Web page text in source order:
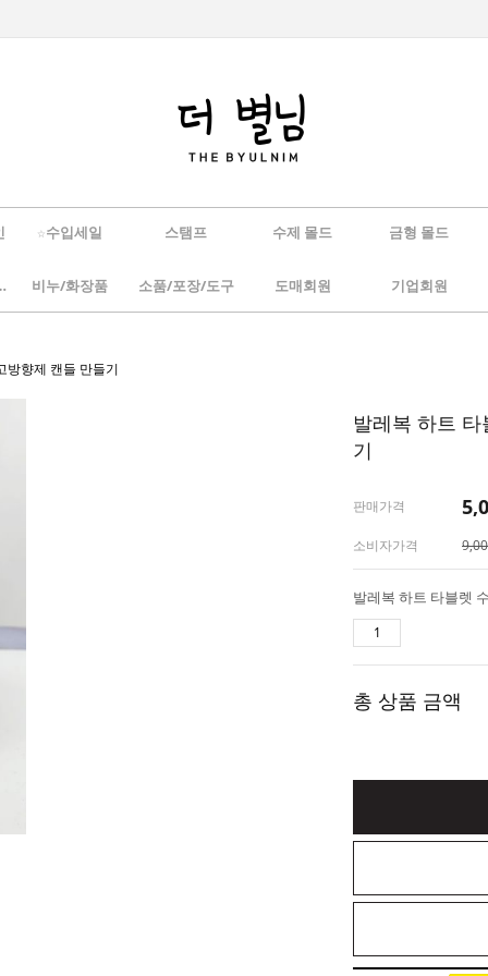
☆수입세일 스탬프 수제 몰드 금형 몰드
리움 비누/화장품 소품/포장/도구 도매회원 기업회원
방향제 캔들 만들기
발레복 하트
기
판매가격
소비자가격
총 상품 금액